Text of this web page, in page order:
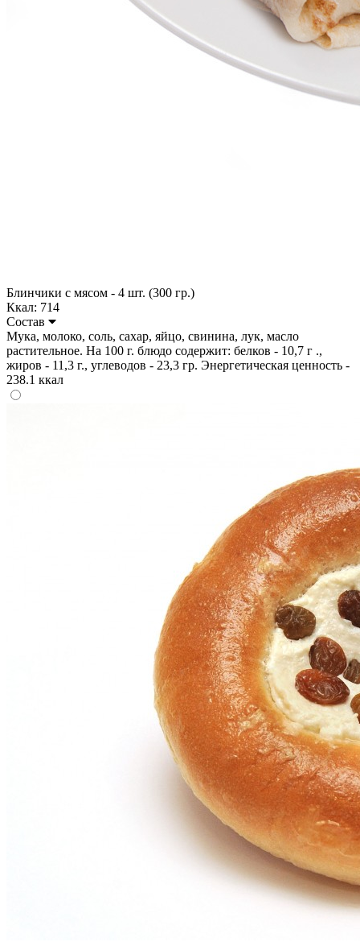
Блинчики с мясом - 4 шт. (300 гр.)
Ккал: 714
Состав
Мука, молоко, соль, сахар, яйцо, свинина, лук, масло
растительное. На 100 г. блюдо содержит: белков - 10,7 г .,
жиров - 11,3 г., углеводов - 23,3 гр. Энергетическая ценность -
238.1 ккал